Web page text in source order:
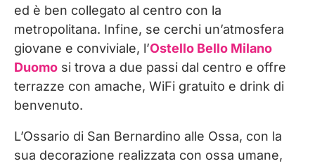
ed è ben collegato al centro con la
metropolitana. Infine, se cerchi un’atmosfera
giovane e conviviale, l’Ostello Bello Milano
Duomo si trova a due passi dal centro e offre
terrazze con amache, WiFi gratuito e drink di
benvenuto.
L’Ossario di San Bernardino alle Ossa, con la
sua decorazione realizzata con ossa umane,